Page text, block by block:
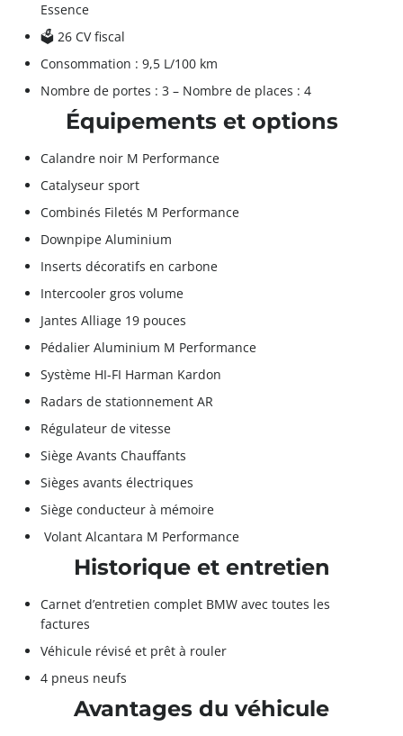
Essence
🗳️ 26 CV fiscal
Consommation : 9,5 L/100 km
Nombre de portes : 3 – Nombre de places : 4
Équipements et options
Calandre noir M Performance
Catalyseur sport
Combinés Filetés M Performance
Downpipe Aluminium
Inserts décoratifs en carbone
Intercooler gros volume
Jantes Alliage 19 pouces
Pédalier Aluminium M Performance
Système HI-FI Harman Kardon
Radars de stationnement AR
Régulateur de vitesse
Siège Avants Chauffants
Sièges avants électriques
Siège conducteur à mémoire
Volant Alcantara M Performance
Historique et entretien
Carnet d’entretien complet BMW avec toutes les
factures
Véhicule révisé et prêt à rouler
4 pneus neufs
Avantages du véhicule